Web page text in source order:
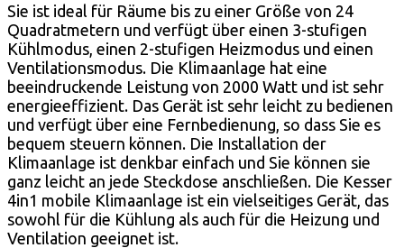
Sie ist ideal für Räume bis zu einer Größe von 24
Quadratmetern und verfügt über einen 3-stufigen
Kühlmodus, einen 2-stufigen Heizmodus und einen
Ventilationsmodus. Die Klimaanlage hat eine
beeindruckende Leistung von 2000 Watt und ist sehr
energieeffizient. Das Gerät ist sehr leicht zu bedienen
und verfügt über eine Fernbedienung, so dass Sie es
bequem steuern können. Die Installation der
Klimaanlage ist denkbar einfach und Sie können sie
ganz leicht an jede Steckdose anschließen. Die Kesser
4in1 mobile Klimaanlage ist ein vielseitiges Gerät, das
sowohl für die Kühlung als auch für die Heizung und
Ventilation geeignet ist.